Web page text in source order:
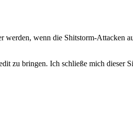
wenn die Shitstorm-Attacken
zu bringen. Ich schließe mich dieser